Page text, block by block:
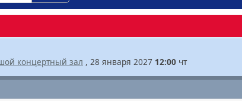
концертный зал , 28 января 2027 12:00 чт